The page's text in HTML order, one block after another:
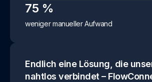
75 %
weniger manueller Aufwand
Endlich eine Lösung, die
nahtlos verbindet –